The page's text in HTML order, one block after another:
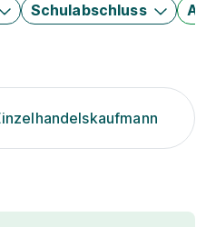
Schulabschluss